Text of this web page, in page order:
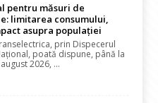
pentru măsuri de
limitarea consumului,
asupra populației
prin Dispecerul
poată dispune, până la
2026, ...